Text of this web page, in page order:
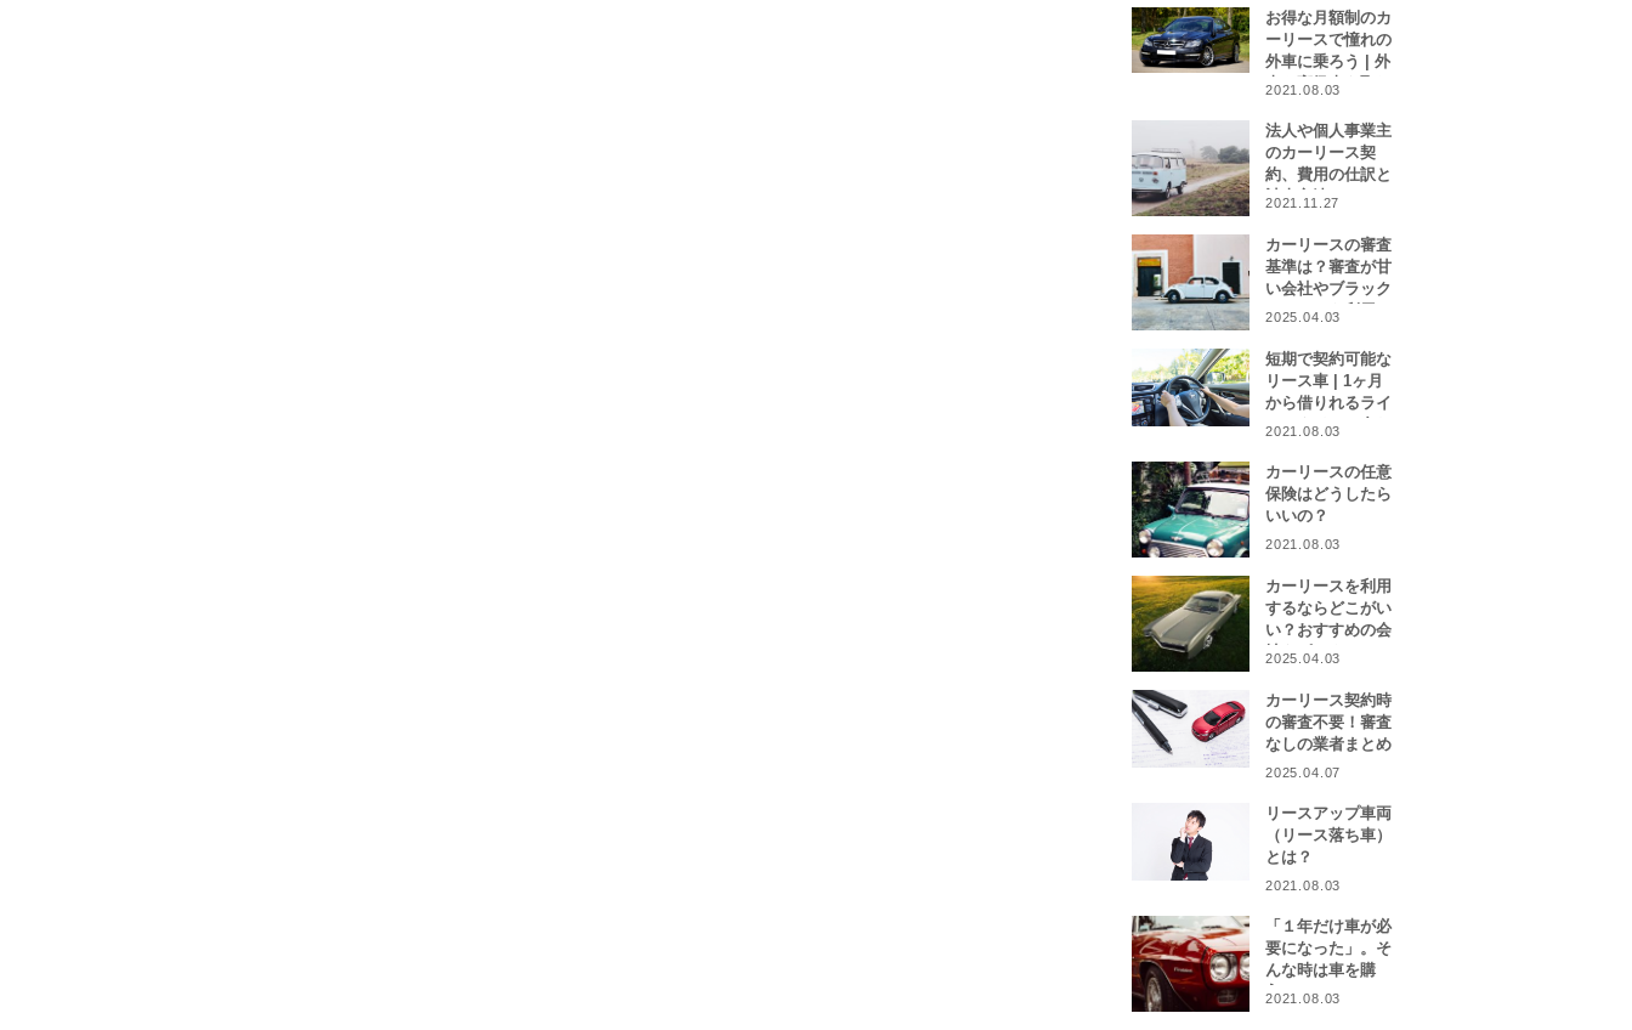
お得な月額制のカ
ーリースで憧れの
外車に乗ろう | 外
車や高級車を取り
者をご紹介！
2021.08.03
法人や個人事業主
のカーリース契
約、費用の仕訳と
計上方法は？
2021.11.27
カーリースの審査
基準は？審査が甘
い会社やブラック
リストでも利用で
2025.04.03
短期で契約可能な
リース車 | 1ヶ月
から借りれるライ
フスタイルに合わ
集
2021.08.03
カーリースの任意
保険はどうしたら
いいの？
2021.08.03
カーリースを利用
するならどこがい
い？おすすめの会
社をピックアッ
2025.04.03
カーリース契約時
の審査不要！審査
なしの業者まとめ
2025.04.07
リースアップ車両
（リース落ち車）
とは？
2021.08.03
「１年だけ車が必
要になった」。そ
んな時は車を購
入？カーリース？
2021.08.03